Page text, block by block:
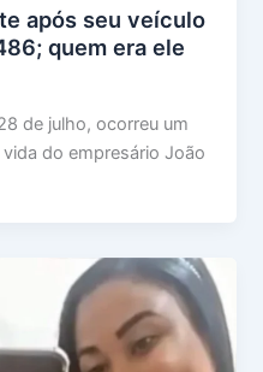
após seu veículo
quem era ele
de julho, ocorreu um
do empresário João